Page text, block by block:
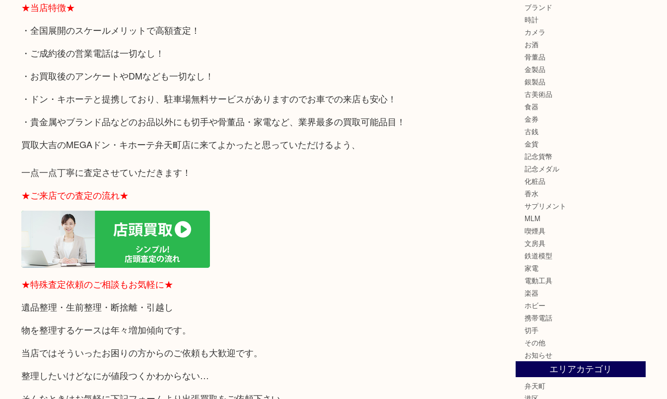
★当店特徴★
・全国展開のスケールメリットで高額査定！
・ご成約後の営業電話は一切なし！
・お買取後のアンケートやDMなども一切なし！
・ドン・キホーテと提携しており、駐車場無料サービスがありますのでお車での来店も安心！
・貴金属やブランド品などのお品以外にも切手や骨董品・家電など、業界最多の買取可能品目！
買取大吉のMEGAドン・キホーテ弁天町店に来てよかったと思っていただけるよう、
一点一点丁寧に査定させていただきます！
★ご来店での査定の流れ★
★特殊査定依頼のご相談もお気軽に★
遺品整理・生前整理・断捨離・引越し
物を整理するケースは年々増加傾向です。
当店ではそういったお困りの方からのご依頼も大歓迎です。
整理したいけどなにが値段つくかわからない…
ブランド
時計
カメラ
お酒
骨董品
金製品
銀製品
古美術品
食器
金券
古銭
金貨
記念貨幣
記念メダル
化粧品
香水
サプリメント
MLM
喫煙具
文房具
鉄道模型
家電
電動工具
楽器
ホビー
携帯電話
切手
その他
お知らせ
エリアカテゴリ
弁天町